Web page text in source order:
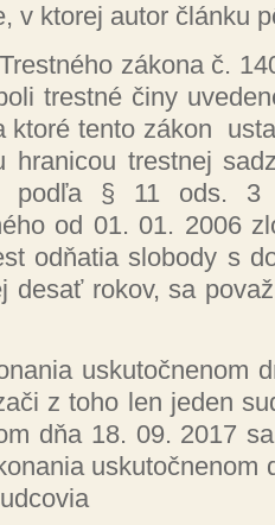
v kto­rej autor člán­ku
zá­ko­na č.
tres­tné či­ny
kto­ré ten­to zá­kon
hra­ni­cou tres­tnej
pod­ľa § 11 ods. 3
od 01. 01. 2006
od­ňa­tia slo­bo­dy s
de­sať ro­kov, sa
us­ku­toč­ne­nom
z to­ho len je­den
dňa 18. 09. 2017
us­ku­toč­ne­nom